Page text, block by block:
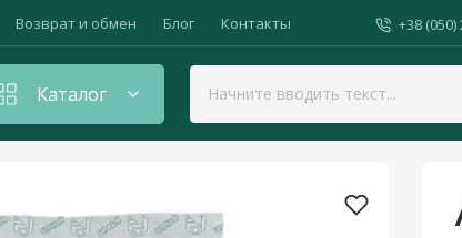
Возврат и обмен Блог Контакты +38 (050)
Каталог
Апирон, 1 кг АТ Биофарм